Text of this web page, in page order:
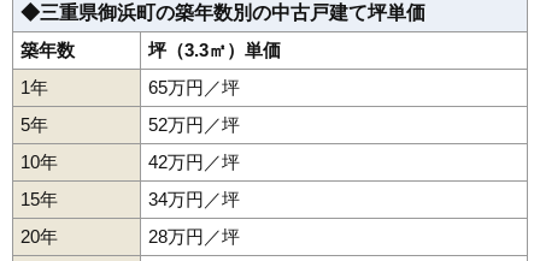
◆三重県御浜町の築年数別の中古戸建て坪単価
築年数
坪（3.3㎡）単価
1年
65万円／坪
5年
52万円／坪
10年
42万円／坪
15年
34万円／坪
20年
28万円／坪